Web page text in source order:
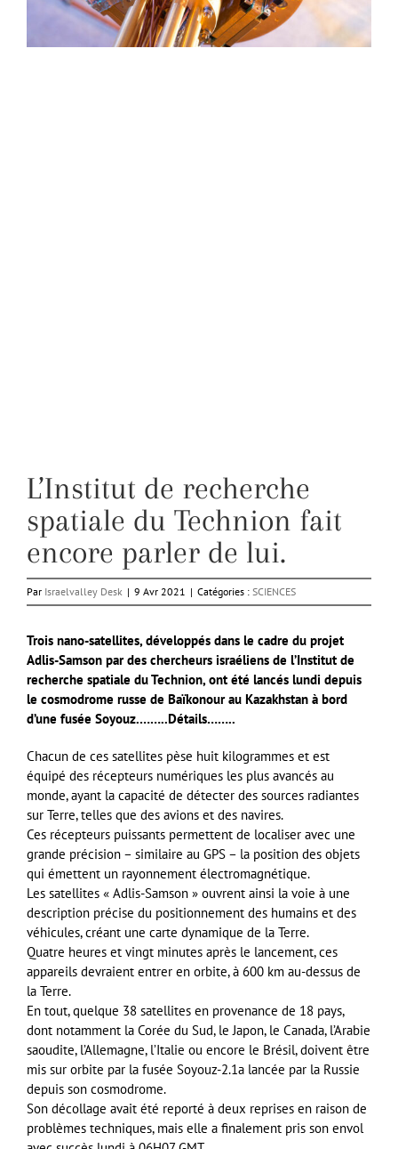
L’Institut de recherche
spatiale du Technion fait
encore parler de lui.
Par Israelvalley Desk | 9 Avr 2021 | Catégories : SCIENCES
Trois nano-satellites, développés dans le cadre du projet
Adlis-Samson par des chercheurs israéliens de l’Institut de
recherche spatiale du Technion, ont été lancés lundi depuis
le cosmodrome russe de Baïkonour au Kazakhstan à bord
d’une fusée Soyouz.……..Détails……..
Chacun de ces satellites pèse huit kilogrammes et est
équipé des récepteurs numériques les plus avancés au
monde, ayant la capacité de détecter des sources radiantes
sur Terre, telles que des avions et des navires.
Ces récepteurs puissants permettent de localiser avec une
grande précision – similaire au GPS – la position des objets
qui émettent un rayonnement électromagnétique.
Les satellites « Adlis-Samson » ouvrent ainsi la voie à une
description précise du positionnement des humains et des
véhicules, créant une carte dynamique de la Terre.
Quatre heures et vingt minutes après le lancement, ces
appareils devraient entrer en orbite, à 600 km au-dessus de
la Terre.
En tout, quelque 38 satellites en provenance de 18 pays,
dont notamment la Corée du Sud, le Japon, le Canada, l’Arabie
saoudite, l’Allemagne, l’Italie ou encore le Brésil, doivent être
mis sur orbite par la fusée Soyouz-2.1a lancée par la Russie
depuis son cosmodrome.
Son décollage avait été reporté à deux reprises en raison de
problèmes techniques, mais elle a finalement pris son envol